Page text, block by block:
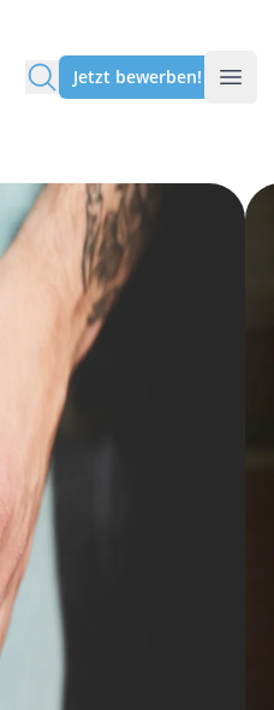
Jetzt bewerben!